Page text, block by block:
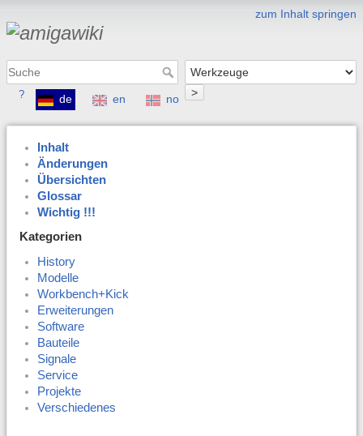
zum Inhalt springen
>
? de en no
Inhalt
Änderungen
Übersichten
Glossar
Wichtig !!!
Kategorien
History
Modelle
Workbench+Kick
Erweiterungen
Software
Bauteile
Signale
Service
Projekte
Verschiedenes